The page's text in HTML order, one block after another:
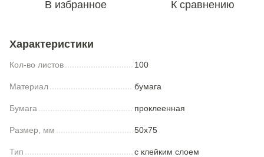
В избранное К сравнению
Характеристики
Кол-во листов 100
Материал бумага
Бумага проклеенная
Размер, мм 50x75
Тип с клейким слоем